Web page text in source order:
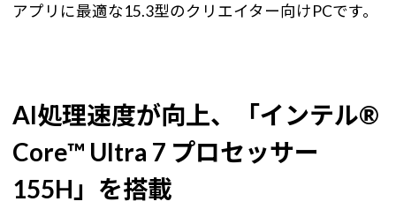
アプリに最適な15.3型のクリエイター向けPCです。
AI処理速度が向上、「インテル®
Core™ Ultra 7 プロセッサー
155H」を搭載